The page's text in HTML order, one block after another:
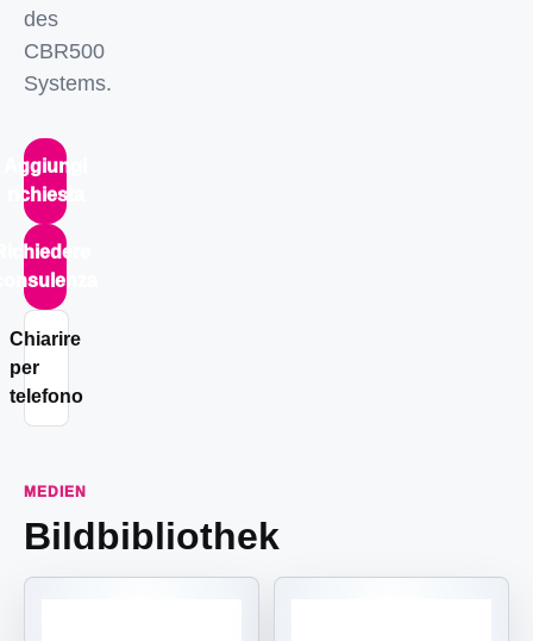
des
CBR500
Systems.
Aggiungi
richiesta
Chiarire
per
telefono
MEDIEN
Bildbibliothek